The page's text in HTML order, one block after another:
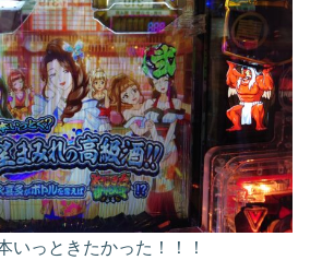
いっときたかった！！！